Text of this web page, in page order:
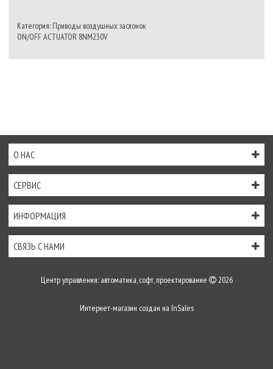
Категория: Приводы воздушных заслонок
ON/OFF ACTUATOR 8NM230V
О НАС
СЕРВИС
ИНФОРМАЦИЯ
СВЯЗЬ С НАМИ
Центр управления: автоматика, софт, проектирование 2026
Интернет-магазин создан на InSales